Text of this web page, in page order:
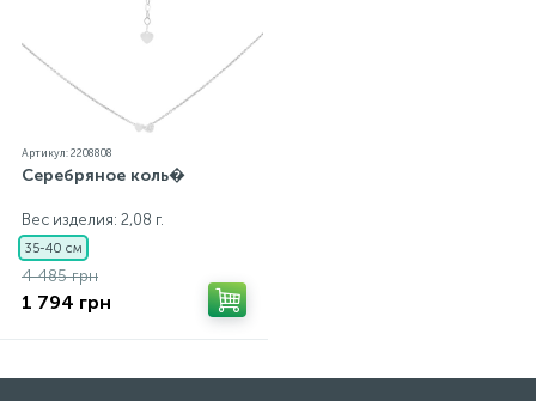
Артикул: 2208808
Серебряное коль�
Вес изделия: 2,08 г.
35-40 см
4 485 грн
1 794 грн